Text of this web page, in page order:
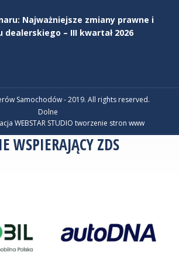
Najważniejsze zmiany prawne i
– III kwartał 2026
Samochodów - 2019. All rights reserved.
Dolne
WEBSTAR STUDIO tworzenie stron www
WSPIERAJĄCY ZDS